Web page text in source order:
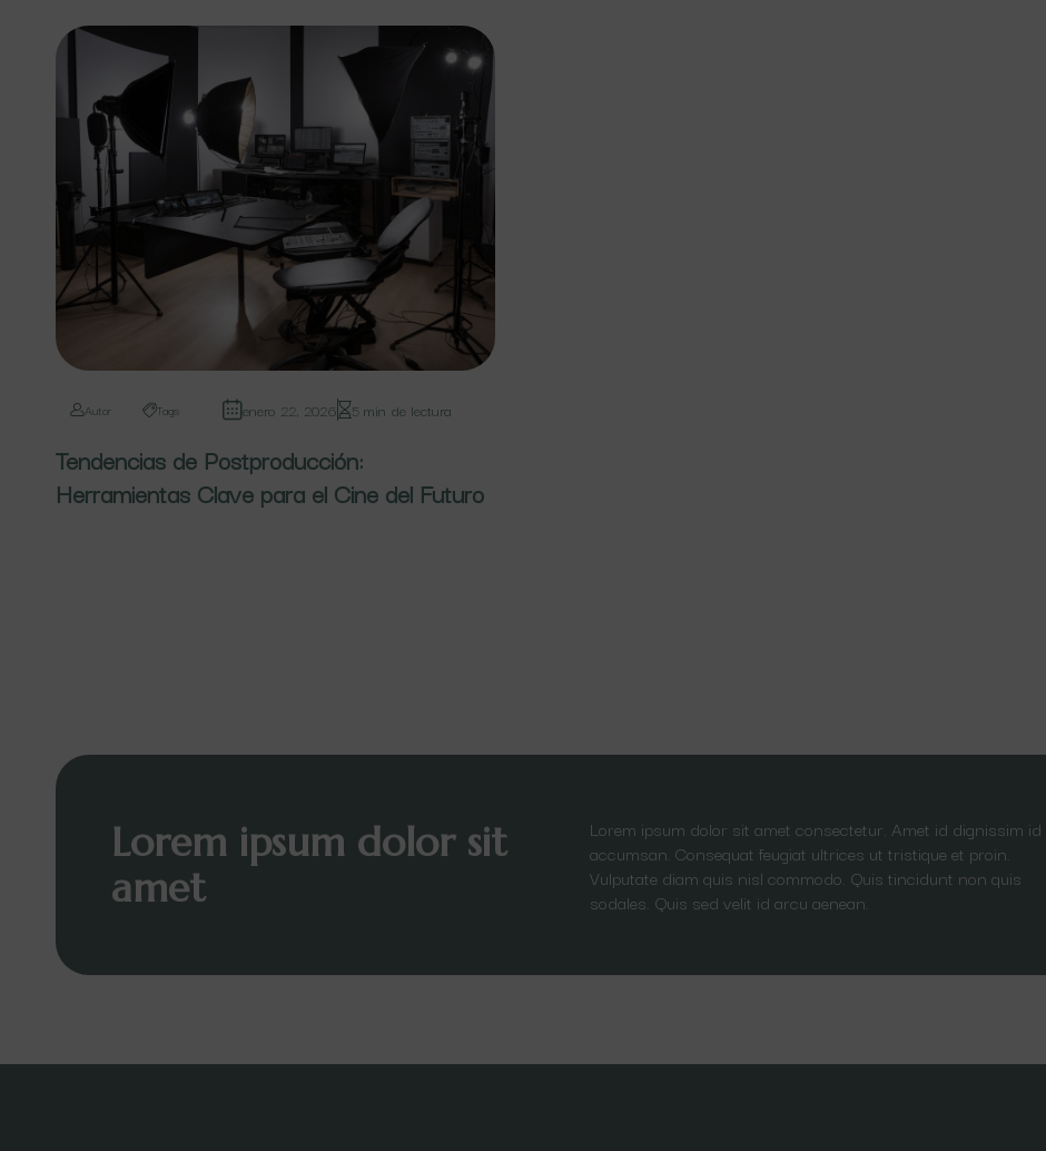
Autor Tags enero 22, 2026 5 min de lectura
Tendencias de Postproducción:
Herramientas Clave para el Cine del Futuro
Lorem ipsum dolor sit
amet
Lorem ipsum dolor sit amet consectetur. Amet id dignissim id
accumsan. Consequat feugiat ultrices ut tristique et proin.
Vulputate diam quis nisl commodo. Quis tincidunt non quis
sodales. Quis sed velit id arcu aenean.